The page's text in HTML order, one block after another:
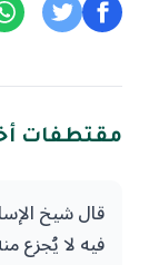
مقتطفات
قال شيخ
فيه لا يُجزع